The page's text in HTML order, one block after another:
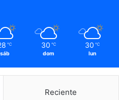
℃
sáb
30 ℃
dom
30 ℃
lun
Reciente